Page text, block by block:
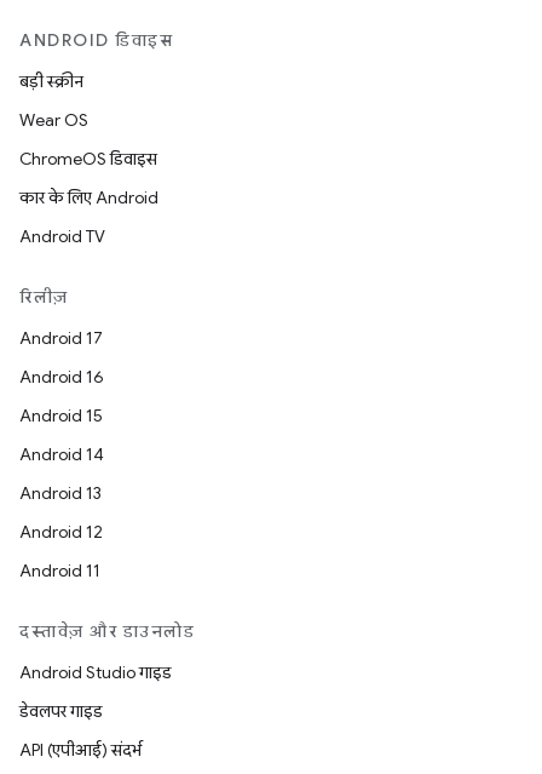
ANDROID डिवाइस
बड़ी स्क्रीन
Wear OS
ChromeOS डिवाइस
कार के लिए Android
Android TV
रिलीज़
Android 17
Android 16
Android 15
Android 14
Android 13
Android 12
Android 11
दस्तावेज़ और डाउनलोड
Android Studio गाइड
डेवलपर गाइड
API (एपीआई) संदर्भ